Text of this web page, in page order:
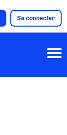
Se connecter